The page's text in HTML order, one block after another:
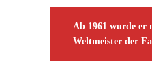
Ab 1961 wurde er
Weltmeister der